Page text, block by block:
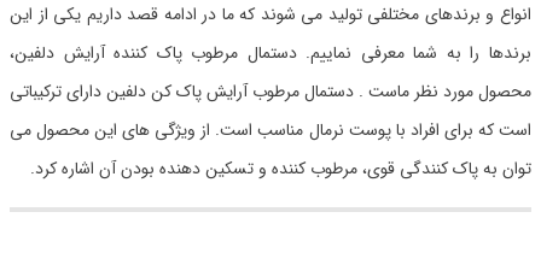
انواع و برندهای مختلفی تولید می شوند که ما در ادامه قصد داریم یکی از این
برندها را به شما معرفی نماییم. دستمال مرطوب پاک کننده آرایش دلفین،
محصول مورد نظر ماست . دستمال مرطوب آرايش پاک کن دلفین دارای ترکیباتی
است که برای افراد با پوست نرمال مناسب است. از ویژگی های این محصول می
توان به پاک کنندگی قوی، مرطوب کننده و تسکین دهنده بودن آن اشاره کرد.